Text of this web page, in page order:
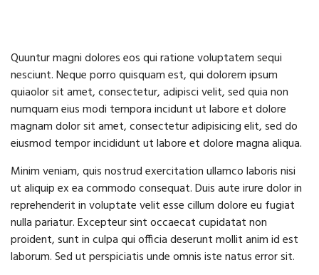
Quuntur magni dolores eos qui ratione voluptatem sequi
nesciunt. Neque porro quisquam est, qui dolorem ipsum
quiaolor sit amet, consectetur, adipisci velit, sed quia non
numquam eius modi tempora incidunt ut labore et dolore
magnam dolor sit amet, consectetur adipisicing elit, sed do
eiusmod tempor incididunt ut labore et dolore magna aliqua.
Minim veniam, quis nostrud exercitation ullamco laboris nisi
ut aliquip ex ea commodo consequat. Duis aute irure dolor in
reprehenderit in voluptate velit esse cillum dolore eu fugiat
nulla pariatur. Excepteur sint occaecat cupidatat non
proident, sunt in culpa qui officia deserunt mollit anim id est
laborum. Sed ut perspiciatis unde omnis iste natus error sit.